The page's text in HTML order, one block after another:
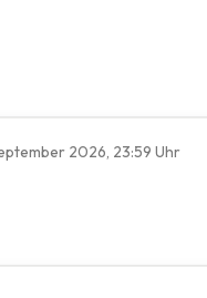
2026, 23:59 Uhr